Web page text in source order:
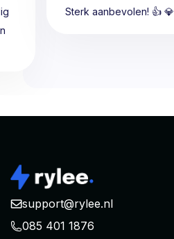
Sterk aanbevolen! 👍 💎
support@rylee.nl
085 401 1876